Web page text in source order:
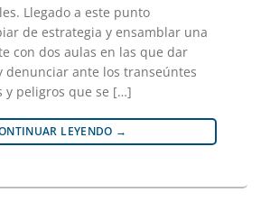
Llegado a este punto
de estrategia y ensamblar una
con dos aulas en las que dar
denunciar ante los transeúntes
y peligros que se […]
LEYENDO →